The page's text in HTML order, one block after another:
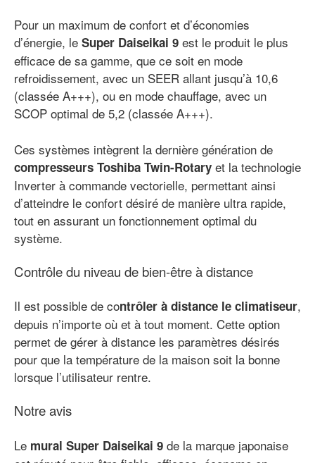
Pour un maximum de confort et d’économies
d’énergie, le Super Daiseikai 9 est le produit le plus
efficace de sa gamme, que ce soit en mode
refroidissement, avec un SEER allant jusqu’à 10,6
(classée A+++), ou en mode chauffage, avec un
SCOP optimal de 5,2 (classée A+++).
Ces systèmes intègrent la dernière génération de
compresseurs Toshiba Twin-Rotary et la technologie
Inverter à commande vectorielle, permettant ainsi
d’atteindre le confort désiré de manière ultra rapide,
tout en assurant un fonctionnement optimal du
système.
Contrôle du niveau de bien-être à distance
Il est possible de contrôler à distance le climatiseur,
depuis n’importe où et à tout moment. Cette option
permet de gérer à distance les paramètres désirés
pour que la température de la maison soit la bonne
lorsque l’utilisateur rentre.
Notre avis
Le mural Super Daiseikai 9 de la marque japonaise